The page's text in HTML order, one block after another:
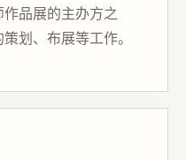
品展的主办方之
划、布展等工作。